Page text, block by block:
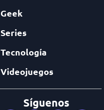
Geek
Series
Tecnología
Videojuegos
Síguenos